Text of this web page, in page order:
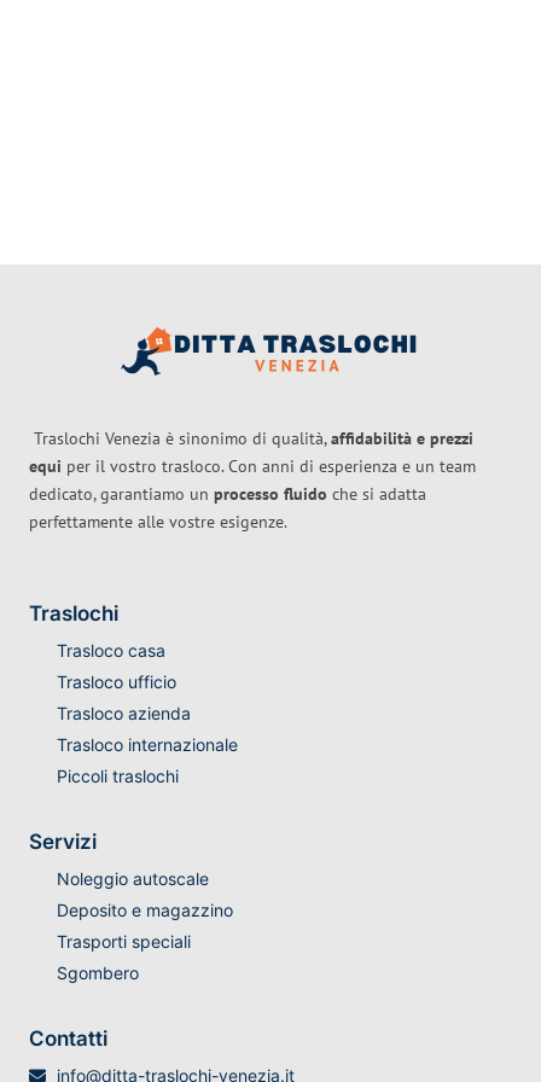
Traslochi Venezia è sinonimo di qualità,affidabilità e prezzi
equi per il vostro trasloco. Con anni di esperienza e un team
dedicato, garantiamo un processo fluido che si adatta
perfettamente alle vostre esigenze.
Traslochi
Trasloco casa
Trasloco ufficio
Trasloco azienda
Trasloco internazionale
Piccoli traslochi
Servizi
Noleggio autoscale
Deposito e magazzino
Trasporti speciali
Sgombero
Contatti
info@ditta-traslochi-venezia.it